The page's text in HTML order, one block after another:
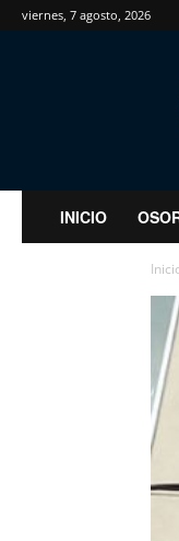
viernes, 7 agosto, 2026
INICIO